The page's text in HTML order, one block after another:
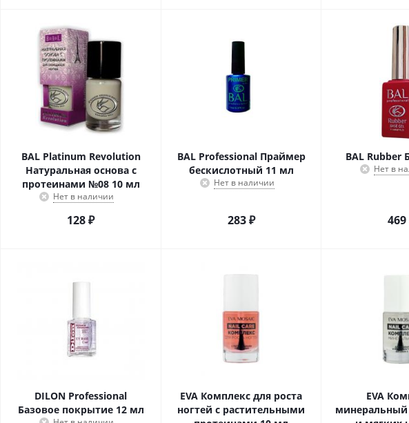
BAL Platinum Revolution
Натуральная основа с
протеинами №08 10 мл
Нет в наличии
128₽
BAL Professional Праймер
бескислотный 11 мл
Нет в наличии
283₽
BAL Rubber
Нет в
469
DILON Professional
Базовое покрытие 12 мл
EVA Комплекс для роста
ногтей с растительными
EVA
минеральный